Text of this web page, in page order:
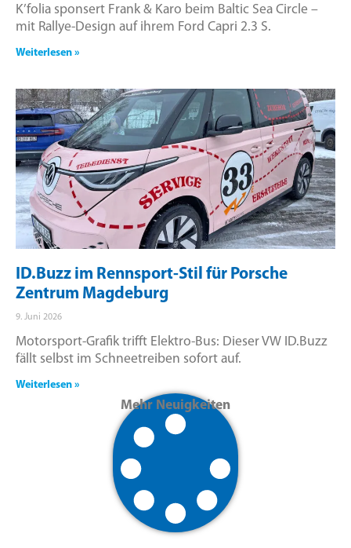
K’folia sponsert Frank & Karo beim Baltic Sea Circle –
mit Rallye-Design auf ihrem Ford Capri 2.3 S.
Weiterlesen »
ID.Buzz im Rennsport-Stil für Porsche
Zentrum Magdeburg
9. Juni 2026
Motorsport-Grafik trifft Elektro-Bus: Dieser VW ID.Buzz
fällt selbst im Schneetreiben sofort auf.
Weiterlesen »
Mehr Neuigkeiten